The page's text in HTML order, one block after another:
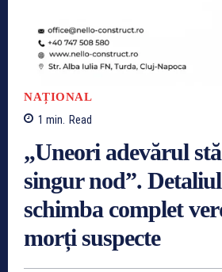
NAȚIONAL
1 min. Read
„Uneori adevărul
singur nod”.
schimba complet
morți suspecte